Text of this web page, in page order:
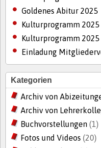
Goldenes Abitur 2025
Kulturprogramm
Kulturprogramm
Einladung
Kategorien
Archiv von
Archiv von
Buchvorstellungen (1)
Fotos und Videos (20)